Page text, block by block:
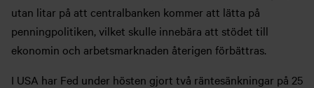
utan litar på att centralbanken kommer att lätta på
penningpolitiken, vilket skulle innebära att stödet till
ekonomin och arbetsmarknaden återigen förbättras.
I USA har Fed under hösten gjort två räntesänkningar på 25